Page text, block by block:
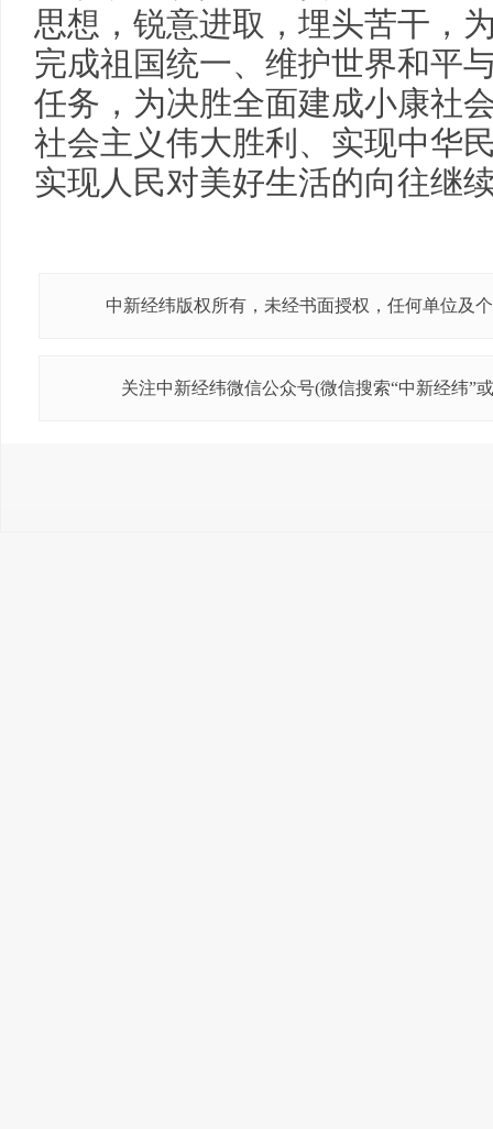
思想，锐意进取，埋头苦干，
完成祖国统一、维护世界和平
任务，为决胜全面建成小康社
社会主义伟大胜利、实现中华
实现人民对美好生活的向往继
中新经纬版权所有，未经书面授权，任何单位及
关注中新经纬微信公众号(微信搜索“中新经纬”